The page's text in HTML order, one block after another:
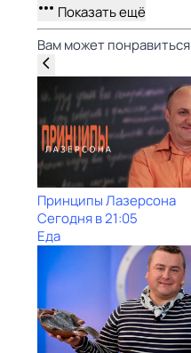
Показать ещё
Вам может понравиться
Принципы Лазерсона
Сегодня в 21:05
Еда